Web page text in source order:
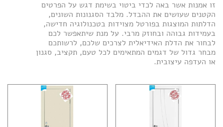
(9)
(7)
(1)
(9)
(1)
זו אמנות אשר באה לכדי ביטוי בשימת דגש על הפרטים
הקטנים שעושים את ההבדל. מלבד הסגנונות השונים,
הדלתות המוצגות בפורטל מצוידות בטכנולוגיה חדישה,
בעמידות גבוהה ובחוזק מרבי. על מנת שיתאפשר לכם
לבחור את הדלת האידיאלית לצרכים שלכם, לרשותכם
מבחר גדול של דגמים המתאימים לכל טעם, תקציב, סגנון
או העדפה עיצובית.
הצהרת נגישות